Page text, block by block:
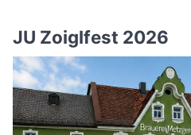
JU Zoiglfest 2026